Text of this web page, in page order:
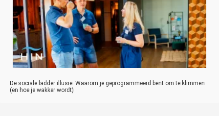
De sociale ladder illusie: Waarom je geprogrammeerd bent om te klimmen
(en hoe je wakker wordt)